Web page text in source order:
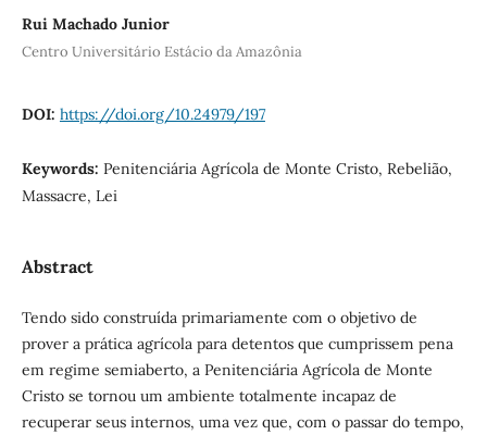
Rui Machado Junior
Centro Universitário Estácio da Amazônia
DOI: https://doi.org/10.24979/197
Keywords: Penitenciária Agrícola de Monte Cristo, Rebelião,
Massacre, Lei
Abstract
Tendo sido construída primariamente com o objetivo de
prover a prática agrícola para detentos que cumprissem pena
em regime semiaberto, a Penitenciária Agrícola de Monte
Cristo se tornou um ambiente totalmente incapaz de
recuperar seus internos, uma vez que, com o passar do tempo,